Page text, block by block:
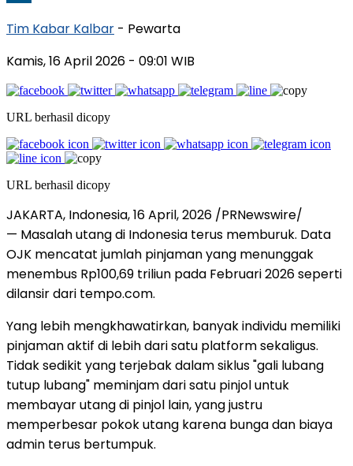
Tim Kabar Kalbar - Pewarta
Kamis, 16 April 2026 - 09:01 WIB
URL berhasil dicopy
URL berhasil dicopy
JAKARTA, Indonesia, 16 April, 2026 /PRNewswire/
— Masalah utang di Indonesia terus memburuk. Data
OJK mencatat jumlah pinjaman yang menunggak
menembus Rp100,69 triliun pada Februari 2026 seperti
dilansir dari tempo.com.
Yang lebih mengkhawatirkan, banyak individu memiliki
pinjaman aktif di lebih dari satu platform sekaligus.
Tidak sedikit yang terjebak dalam siklus "gali lubang
tutup lubang" meminjam dari satu pinjol untuk
membayar utang di pinjol lain, yang justru
memperbesar pokok utang karena bunga dan biaya
admin terus bertumpuk.